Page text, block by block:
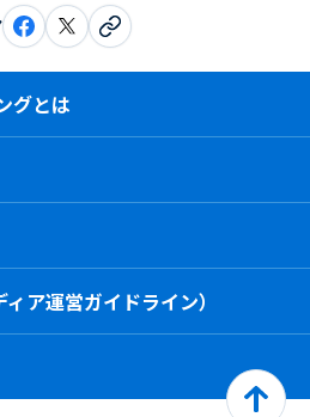
グとは
ア運営ガイドライン）